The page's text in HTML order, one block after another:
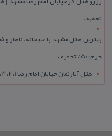
تخفیف
بهترین هتل مشهد با صبحانه، ناهار
حرم+50% تخفیف
هتل آپارتمان خیابان امام رضا 1، 2، 3، 5،8 ،16 | تا 90 % تخفیف